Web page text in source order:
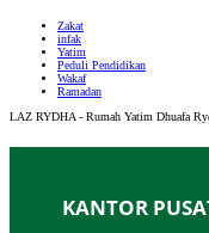
Zakat
infak
Yatim
Peduli Pendidikan
Wakaf
Ramadan
LAZ RYDHA - Rumah Yatim Dhuafa
KANTOR